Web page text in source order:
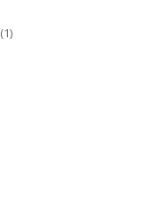
(1)